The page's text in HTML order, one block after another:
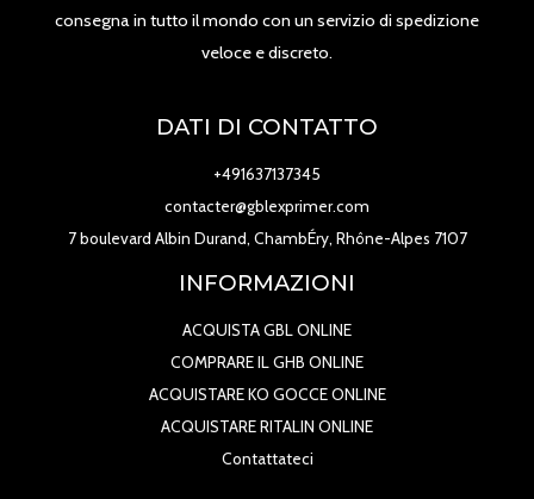
consegna in tutto il mondo con un servizio di spedizione
veloce e discreto.
DATI DI CONTATTO
+491637137345
contacter@gblexprimer.com
7 boulevard Albin Durand, ChambÉry, Rhône-Alpes 7107
INFORMAZIONI
ACQUISTA GBL ONLINE
COMPRARE IL GHB ONLINE
ACQUISTARE KO GOCCE ONLINE
ACQUISTARE RITALIN ONLINE
Contattateci